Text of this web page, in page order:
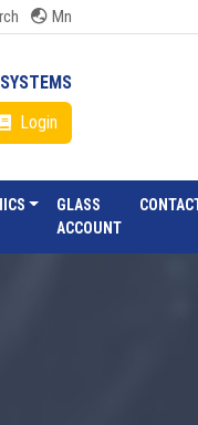
Mn
Login
GLASS
ACCOUNT